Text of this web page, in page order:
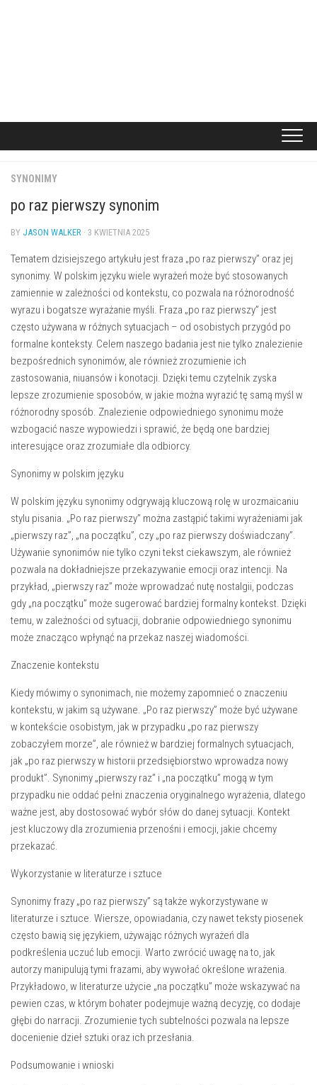
SYNONIMY
po raz pierwszy synonim
BY JASON WALKER · 3 KWIETNIA 2025
Tematem dzisiejszego artykułu jest fraza „po raz pierwszy” oraz jej
synonimy. W polskim języku wiele wyrażeń może być stosowanych
zamiennie w zależności od kontekstu, co pozwala na różnorodność
wyrazu i bogatsze wyrażanie myśli. Fraza „po raz pierwszy” jest
często używana w różnych sytuacjach – od osobistych przygód po
formalne konteksty. Celem naszego badania jest nie tylko znalezienie
bezpośrednich synonimów, ale również zrozumienie ich
zastosowania, niuansów i konotacji. Dzięki temu czytelnik zyska
lepsze zrozumienie sposobów, w jakie można wyrazić tę samą myśl w
różnorodny sposób. Znalezienie odpowiedniego synonimu może
wzbogacić nasze wypowiedzi i sprawić, że będą one bardziej
interesujące oraz zrozumiałe dla odbiorcy.
Synonimy w polskim języku
W polskim języku synonimy odgrywają kluczową rolę w urozmaicaniu
stylu pisania. „Po raz pierwszy” można zastąpić takimi wyrażeniami jak
„pierwszy raz”, „na początku”, czy „po raz pierwszy doświadczany”.
Używanie synonimów nie tylko czyni tekst ciekawszym, ale również
pozwala na dokładniejsze przekazywanie emocji oraz intencji. Na
przykład, „pierwszy raz” może wprowadzać nutę nostalgii, podczas
gdy „na początku” może sugerować bardziej formalny kontekst. Dzięki
temu, w zależności od sytuacji, dobranie odpowiedniego synonimu
może znacząco wpłynąć na przekaz naszej wiadomości.
Znaczenie kontekstu
Kiedy mówimy o synonimach, nie możemy zapomnieć o znaczeniu
kontekstu, w jakim są używane. „Po raz pierwszy” może być używane
w kontekście osobistym, jak w przypadku „po raz pierwszy
zobaczyłem morze”, ale również w bardziej formalnych sytuacjach,
jak „po raz pierwszy w historii przedsiębiorstwo wprowadza nowy
produkt”. Synonimy „pierwszy raz” i „na początku” mogą w tym
przypadku nie oddać pełni znaczenia oryginalnego wyrażenia, dlatego
ważne jest, aby dostosować wybór słów do danej sytuacji. Kontekt
jest kluczowy dla zrozumienia przenośni i emocji, jakie chcemy
przekazać.
Wykorzystanie w literaturze i sztuce
Synonimy frazy „po raz pierwszy” są także wykorzystywane w
literaturze i sztuce. Wiersze, opowiadania, czy nawet teksty piosenek
często bawią się językiem, używając różnych wyrażeń dla
podkreślenia uczuć lub emocji. Warto zwrócić uwagę na to, jak
autorzy manipulują tymi frazami, aby wywołać określone wrażenia.
Przykładowo, w literaturze użycie „na początku” może wskazywać na
pewien czas, w którym bohater podejmuje ważną decyzję, co dodaje
głębi do narracji. Zrozumienie tych subtelności pozwala na lepsze
docenienie dzieł sztuki oraz ich przesłania.
Podsumowanie i wnioski